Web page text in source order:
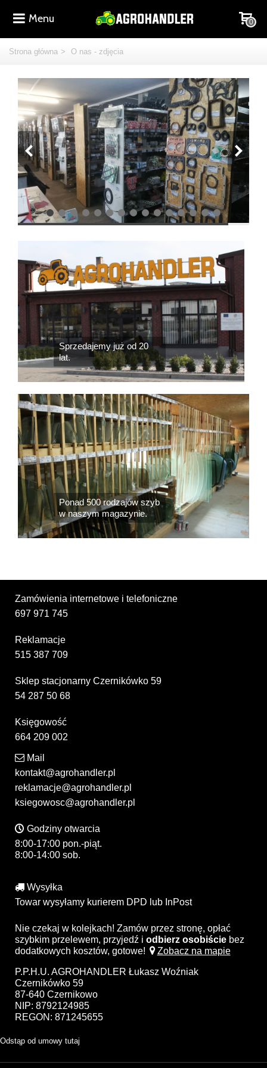
Menu 0
Strona główna > O nas - zdjęcia
Sprzedajemy już od 20
lat.
Ponad 500 rodzajów szyb
w naszym magazynie.
Zamówienia internetowe i telefoniczne
697 971 745
Reklamacje
515 387 709
Sklep stacjonarny Czernikówko 59
54 287 50 68
Księgowość
664 209 002
Mail
kontakt@agrohandler.pl
reklamacje@agrohandler.pl
ksiegowosc@agrohandler.pl
Godziny otwarcia
8:00-17:00 pon.-piąt.
8:00-14:00 sob.
Wysyłka
Towar wysyłamy kurierem DPD lub InPost
Nie czekaj w kolejkach! Zamów przez stronę, opłać
szybkim przelewem, przyjedź i odbierz osobiście bez
dodatkowych kosztów, gotowe!
Zobacz na mapie
P.P.H.U. AGROHANDLER Łukasz Woźniak
Czernikówko 59
87-640 Czernikowo
NIP: 8792124985
REGON: 871245655
Odstąp od umowy tutaj